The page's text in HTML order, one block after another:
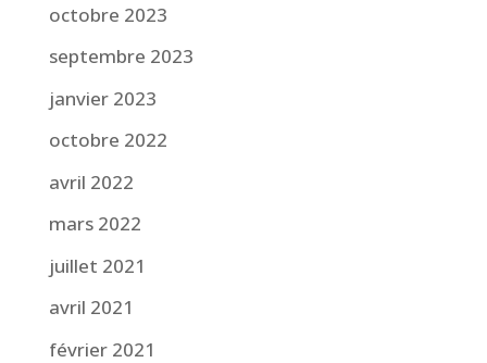
octobre 2023
septembre 2023
janvier 2023
octobre 2022
avril 2022
mars 2022
juillet 2021
avril 2021
février 2021